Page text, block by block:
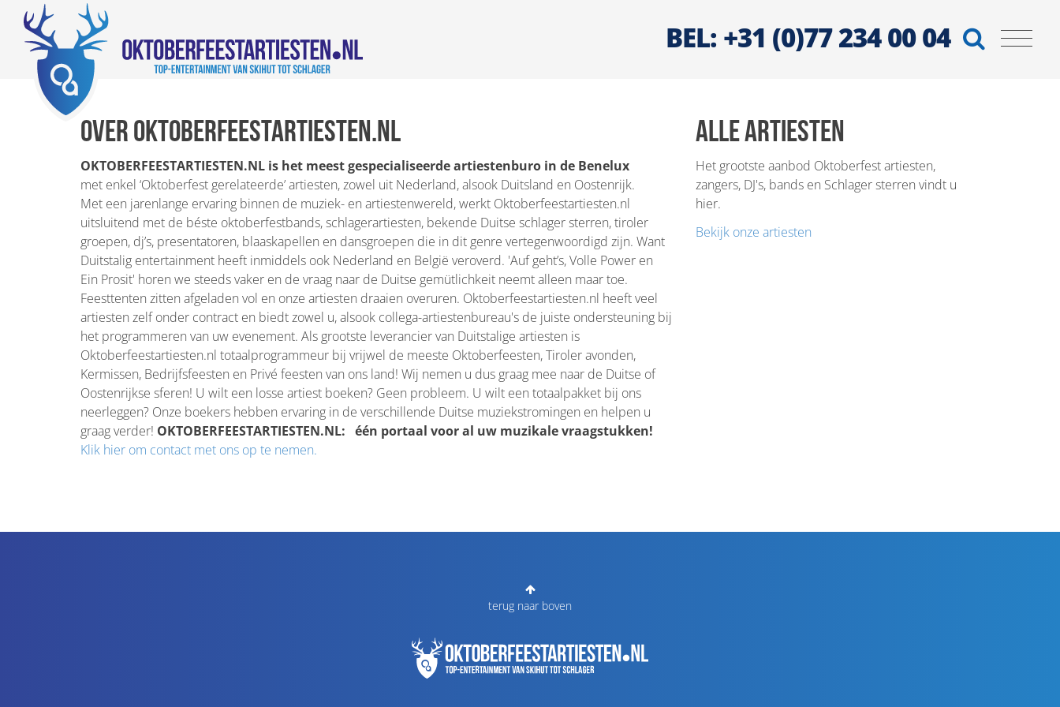
BEL: +31 (0)77 234 00 04
Over Oktoberfeestartiesten.nl
OKTOBERFEESTARTIESTEN.NL is het meest gespecialiseerde artiestenburo in de Benelux
met enkel ‘Oktoberfest gerelateerde’ artiesten, zowel uit Nederland, alsook Duitsland en Oostenrijk.
Met een jarenlange ervaring binnen de muziek- en artiestenwereld, werkt Oktoberfeestartiesten.nl
uitsluitend met de béste oktoberfestbands, schlagerartiesten, bekende Duitse schlager sterren, tiroler
groepen, dj’s, presentatoren, blaaskapellen en dansgroepen die in dit genre vertegenwoordigd zijn. Want
Duitstalig entertainment heeft inmiddels ook Nederland en België veroverd. 'Auf geht’s, Volle Power en
Ein Prosit' horen we steeds vaker en de vraag naar de Duitse gemütlichkeit neemt alleen maar toe.
Feesttenten zitten afgeladen vol en onze artiesten draaien overuren. Oktoberfeestartiesten.nl heeft veel
artiesten zelf onder contract en biedt zowel u, alsook collega-artiestenbureau's de juiste ondersteuning bij
het programmeren van uw evenement. Als grootste leverancier van Duitstalige artiesten is
Oktoberfeestartiesten.nl totaalprogrammeur bij vrijwel de meeste Oktoberfeesten, Tiroler avonden,
Kermissen, Bedrijfsfeesten en Privé feesten van ons land! Wij nemen u dus graag mee naar de Duitse of
Oostenrijkse sferen! U wilt een losse artiest boeken? Geen probleem. U wilt een totaalpakket bij ons
neerleggen? Onze boekers hebben ervaring in de verschillende Duitse muziekstromingen en helpen u
graag verder! OKTOBERFEESTARTIESTEN.NL: één portaal voor al uw muzikale vraagstukken!
Klik hier om contact met ons op te nemen.
Alle artiesten
Het grootste aanbod Oktoberfest artiesten,
zangers, DJ's, bands en Schlager sterren vindt u
hier.
Bekijk onze artiesten
terug naar boven